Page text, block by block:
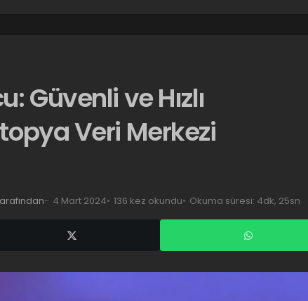
Güvenli ve Hızlı
Veri Merkezi
4 Mart 2024 136 kez okundu Okuma süresi: 4dk, 25sn